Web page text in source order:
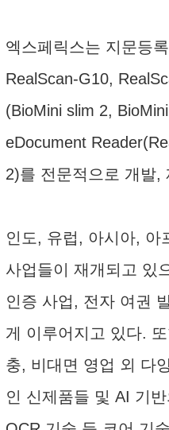
엑스페릭스는 지문등
RealScan-G10,
(BioMini slim 2,
eDocument
2)를 전문적으로 개발,
인도, 유럽, 아시아, 아
사업들이 재개되고 있
인증 사업, 전자 여권
게 이루어지고 있다.
충, 비대면 영업 외 다
인 신제품들 및 AI 기